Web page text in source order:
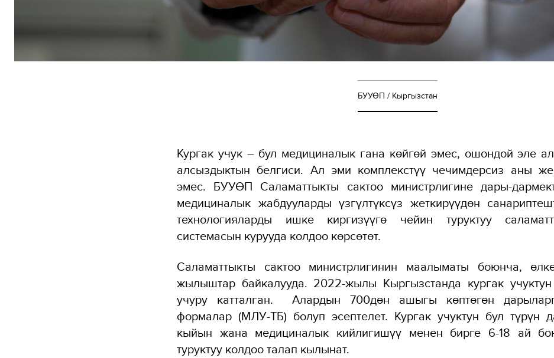
БУУӨП / Кыргызстан
Кургак учук – бул медициналык гана көйгөй эмес, ошондой эле
алсыздыктын белгиси. Ал эми комплекстүү чечимдерсиз аны
эмес. БУУӨП Саламаттыкты сактоо министрлигине дары-
медициналык жабдууларды үзгүлтүксүз жеткирүүдөн
технологияларды ишке киргизүүгө чейин туруктуу
системасын курууда колдоо көрсөтөт.
Саламаттыкты сактоо министрлигинин маалыматы боюнча,
жылыштар байкалууда. 2022-жылы Кыргызстанда кургак
учуру катталган. Алардын 700дөн ашыгы көптөгөн
формалар (МЛУ-ТБ) болуп эсептелет. Кургак учуктун бул түрүн
кыйын жана медициналык кийлигишүү менен бирге 6-18 ай
туруктуу колдоо талап кылынат.